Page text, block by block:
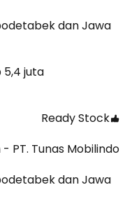
dan Jawa
5,4 juta
Ready Stock
PT. Tunas Mobilindo
dan Jawa